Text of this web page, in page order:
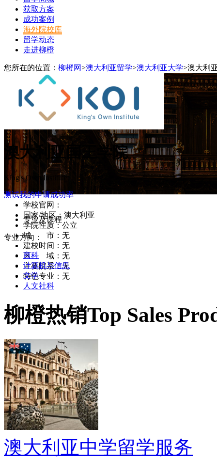
获取方案
成功案例
海外院校库
留学动态
走进柳橙
您所在的位置： 柳橙网>澳大利亚留学>澳大利亚大学>澳大利
澳大利亚国王学院
King's Own Institute
测试我的申请成功率
学校官网：
国家/地区：澳大利亚
学院性质：公立
城 市：无
建校时间：无
区 域：无
主要院系：无
特色专业：无
专业及课程
专业方向：
商科
计算机与信息
文学
人文社科
柳橙热销Top Sales
澳大利亚中学留学服务